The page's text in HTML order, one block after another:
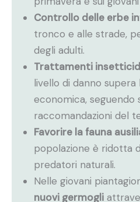
Controllo delle erbe
tronco e alle strade,
degli adulti.
Trattamenti
livello di danno supera
economica, seguendo
raccomandazioni del
Favorire la fauna
popolazione è ridotta
predatori naturali.
Nelle giovani
nuovi germogli